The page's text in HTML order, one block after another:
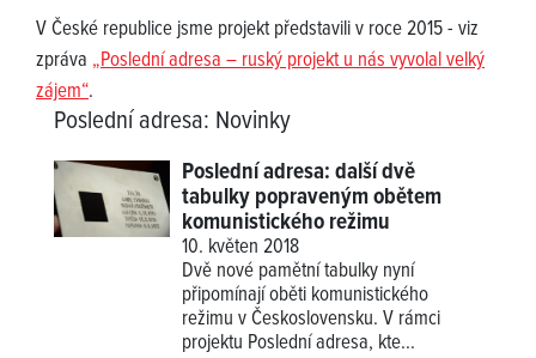
V České republice jsme projekt představili v roce 2015 - viz
zpráva „Poslední adresa – ruský projekt u nás vyvolal velký
zájem“.
Poslední adresa: Novinky
Poslední adresa: další dvě
tabulky popraveným obětem
komunistického režimu
10. květen 2018
Dvě nové pamětní tabulky nyní
připomínají oběti komunistického
režimu v Československu. V rámci
projektu Poslední adresa, kte...